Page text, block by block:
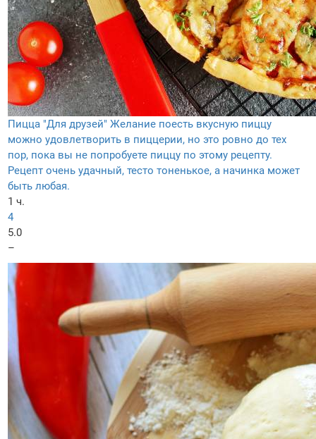
Пицца "Для друзей" Желание поесть вкусную пиццу
можно удовлетворить в пиццерии, но это ровно до тех
пор, пока вы не попробуете пиццу по этому рецепту.
Рецепт очень удачный, тесто тоненькое, а начинка может
быть любая.
1 ч.
4
5.0
–